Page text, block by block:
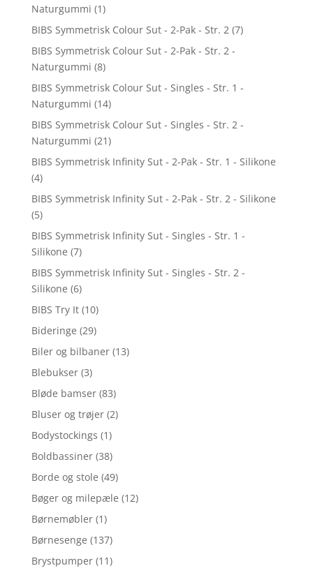
Naturgummi (1)
BIBS Symmetrisk Colour Sut - 2-Pak - Str. 2 (7)
BIBS Symmetrisk Colour Sut - 2-Pak - Str. 2 -
Naturgummi (8)
BIBS Symmetrisk Colour Sut - Singles - Str. 1 -
Naturgummi (14)
BIBS Symmetrisk Colour Sut - Singles - Str. 2 -
Naturgummi (21)
BIBS Symmetrisk Infinity Sut - 2-Pak - Str. 1 - Silikone
(4)
BIBS Symmetrisk Infinity Sut - 2-Pak - Str. 2 - Silikone
(5)
BIBS Symmetrisk Infinity Sut - Singles - Str. 1 -
Silikone (7)
BIBS Symmetrisk Infinity Sut - Singles - Str. 2 -
Silikone (6)
BIBS Try It (10)
Bideringe (29)
Biler og bilbaner (13)
Blebukser (3)
Bløde bamser (83)
Bluser og trøjer (2)
Bodystockings (1)
Boldbassiner (38)
Borde og stole (49)
Bøger og milepæle (12)
Børnemøbler (1)
Børnesenge (137)
Brystpumper (11)